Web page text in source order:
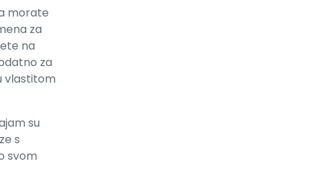
morate
za
na
za
vlastitom
su
s
svom